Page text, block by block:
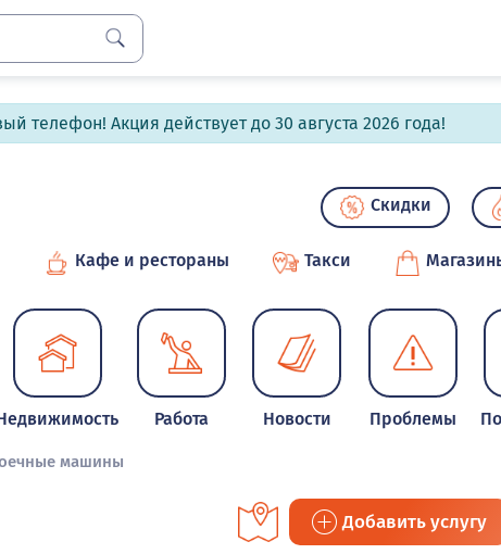
телефон! Акция действует до 30 августа 2026 года!
Скидки
Кафе и рестораны Такси
Работа Новости Проблемы
машины
Добавить услугу